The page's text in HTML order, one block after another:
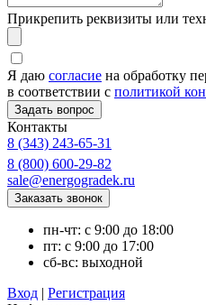
Прикрепить реквизиты или
Я даю согласие на обработку
в соответствии с политикой
Контакты
8 (343) 243-65-31
8 (800) 600-29-82
sale@energogradek.ru
пн-чт: с 9:00 до 18:00
пт: с 9:00 до 17:00
сб-вс: выходной
Вход | Регистрация